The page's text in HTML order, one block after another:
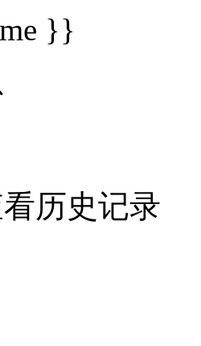
}}
历史记录